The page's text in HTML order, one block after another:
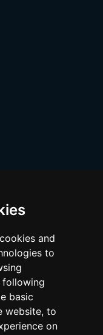
and
to
following
basic
website, to
on
Latvia